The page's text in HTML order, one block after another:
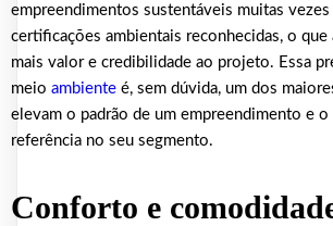
empreendimentos sustentáveis muitas
certificações ambientais reconhecidas, o que
mais valor e credibilidade ao projeto. Essa
meio ambiente é, sem dúvida, um dos
elevam o padrão de um empreendimento e
referência no seu segmento.
Conforto e